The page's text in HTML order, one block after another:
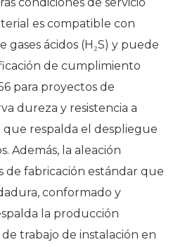
es compatible con
gases ácidos (H₂S) y puede
de cumplimiento
para proyectos de
dureza y resistencia a
que respalda el despliegue
Además, la aleación
de fabricación estándar que
conformado y
la producción
trabajo de instalación en